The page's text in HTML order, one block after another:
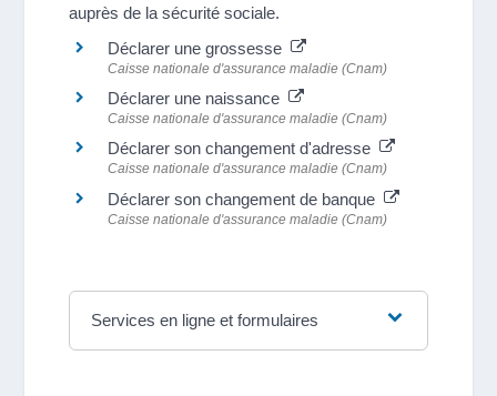
auprès de la sécurité sociale.
Déclarer une grossesse
Caisse nationale d'assurance maladie (Cnam)
Déclarer une naissance
Caisse nationale d'assurance maladie (Cnam)
Déclarer son changement d'adresse
Caisse nationale d'assurance maladie (Cnam)
Déclarer son changement de banque
Caisse nationale d'assurance maladie (Cnam)
Services en ligne et formulaires